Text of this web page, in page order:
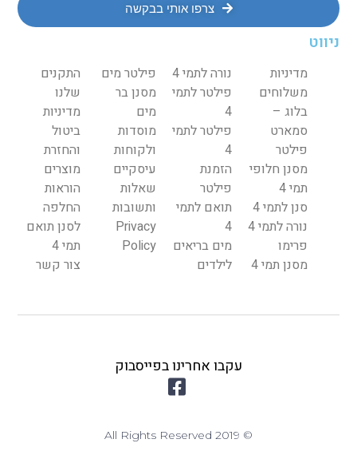
צרפו אותי בבקשה
ניווט
מדיניות
משלוחים
בלוג –
סמארט
פילטר
מסנן חלופי
תמי 4
סנן לתמי 4
נורה לתמי 4
פרימו
מסנן תמי 4
נורה לתמי 4
פילטר לתמי
4
פילטר לתמי
4
הזמנת
פילטר
תואם לתמי
4
מים בריאים
לילדים
פילטר מים
מסנן בר
מים
מוסדות
ולקוחות
עיסקיים
שאלות
ותשובות
Privacy
Policy
התקנים
שלנו
מדיניות
ביטול
והחזרת
מוצרים
הוראות
החלפה
לסנן תואם
תמי 4
צור קשר
עקבו אחרינו בפייסבוק
© 2019 All Rights Reserved